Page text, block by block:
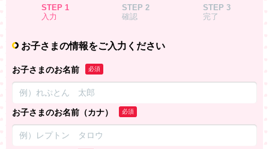
STEP 1
入力
STEP 2
確認
STEP 3
完了
お子さまの情報をご入力ください
お子さまのお名前 必須
お子さまのお名前（カナ） 必須